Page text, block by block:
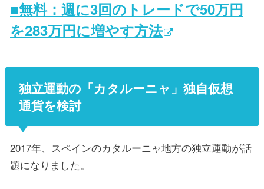
■無料：週に3回のトレードで50万円
を283万円に増やす方法
独立運動の「カタルーニャ」独自仮想
通貨を検討
2017年、スペインのカタルーニャ地方の独立運動が話
題になりました。